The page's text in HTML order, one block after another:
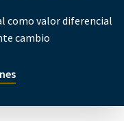
como valor diferencial
cambio